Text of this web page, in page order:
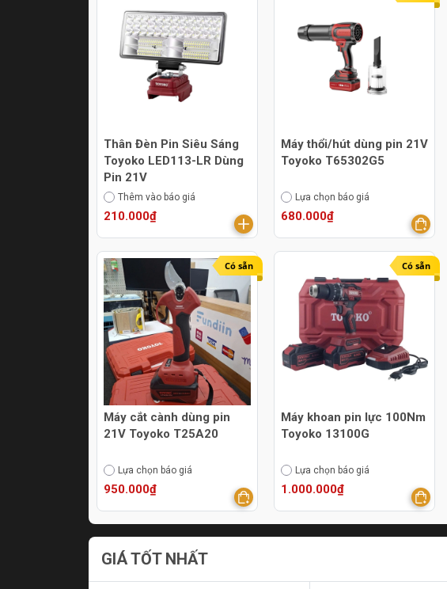
Thân Đèn Pin Siêu Sáng
Toyoko LED113-LR Dùng
Pin 21V
Thêm vào báo giá
210.000₫
Máy thổi/hút dùng pin 21V
Toyoko T65302G5
Lựa chọn báo giá
680.000₫
Có sẵn
Máy cắt cành dùng pin
21V Toyoko T25A20
Lựa chọn báo giá
950.000₫
Có sẵn
Máy khoan pin lực 100Nm
Toyoko 13100G
Lựa chọn báo giá
1.000.000₫
GIÁ TỐT NHẤT